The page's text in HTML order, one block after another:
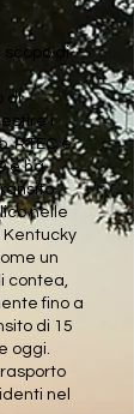
scopo di
di
i
RTEC è
e ha
nelle
Kentucky
un
contea,
fino a
di 15
oggi.
nel